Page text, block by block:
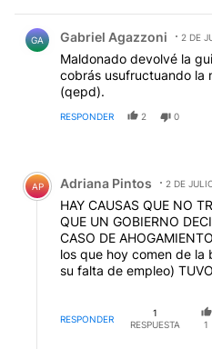
GA Gabriel Agazzoni 2 DE
Maldonado devolvé la
cobrás usufructuando la
(qepd).
RESPONDER 2 0
Comentario de Adriana
AP Adriana Pintos 2 DE
HAY CAUSAS QUE NO
QUE UN GOBIERNO
CASO DE
los que hoy comen de la
su falta de empleo)
IMPUESTOS UNA
PERSONA QUE SE
DELIRIO HOY SOLO
AUNQUE SEA PARA
RESPONDER
1
RESPUESTA
1